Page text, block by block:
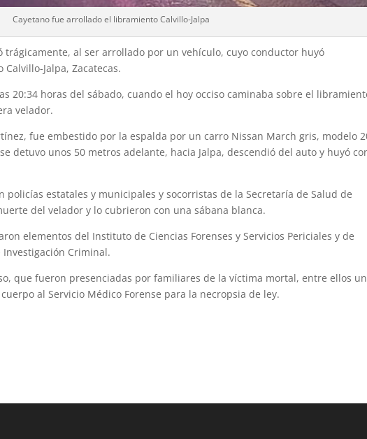
Cayetano fue arrollado el libramiento Calvillo-Jalpa
trágicamente, al ser arrollado por un vehículo, cuyo conductor huyó
Jalpa, Zacatecas.
20:34 horas del sábado, cuando el hoy occiso caminaba sobre el
velador.
fue embestido por la espalda por un carro Nissan March gris, modelo
detuvo unos 50 metros adelante, hacia Jalpa, descendió del auto y huyó
policías estatales y municipales y socorristas de la Secretaría de Salud de
del velador y lo cubrieron con una sábana blanca.
elementos del Instituto de Ciencias Forenses y Servicios Periciales y de
Investigación Criminal.
que fueron presenciadas por familiares de la víctima mortal, entre ellos
al Servicio Médico Forense para la necropsia de ley.